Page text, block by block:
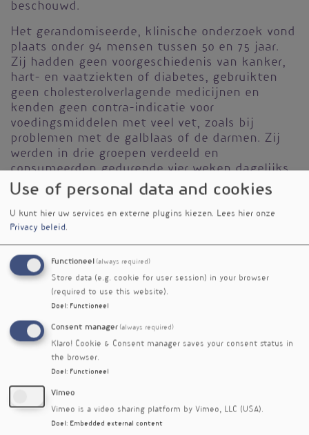
beschouwd.
Het gerandomiseerde, klinische onderzoek vond
plaats onder 94 mensen tussen 50 en 75 jaar.
Zij hadden geen voorgeschiedenis van kanker,
hart- en vaatziekten of diabetes, gebruikten
geen cholesterolverlagende medicijnen en
kenden geen contra-indicatie voor
voedingsmiddelen met veel vet, zoals bij
problemen met de galblaas of de darmen. Zij
werden in drie groepen verdeeld en
consumeerden gedurende vier weken dagelijks
50 gram van respectievelijk (ongezouten)
roomboter, (extra vierge) olijfolie of (extra
vierge) kokosolie. Uit de cholesterolmetingen
kwam het volgende naar voren:
Kokosolie leidde net zo min als olijfolie tot een
significante verhoging van het (ongunstige)
LDL-cholesterol. Roomboter deed dat wel.
Kokosolie verhoogde significant het (gunstige)
olijfolie.
Roomboter leidde tot een significante toename
van de cholesterolratio, uitgedrukt in totaal
cholesterol/HDL-cholesterol, in vergelijking met
zowel olijfolie als kokosolie.
Er werden tussen de drie vetsoorten geen
significante verschillen gevonden voor gewicht,
Use of personal data and cookies
U kunt hier uw services en externe plugins kiezen. Lees hier onze
Privacy beleid.
Functioneel (always required)
Store data (e.g. cookie for user session) in your browser
(required to use this website).
Doel : Functioneel
Consent manager (always required)
Klaro! Cookie & Consent manager saves your consent status in
the browser.
Doel : Functioneel
Vimeo
Vimeo is a video sharing platform by Vimeo, LLC (USA).
Doel : Embedded external content